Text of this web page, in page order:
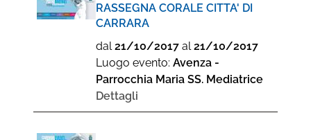
RASSEGNA CORALE CITTA' DI
CARRARA
dal21/10/2017 al21/10/2017
Luogo evento: Avenza -
Parrocchia Maria SS. Mediatrice
Dettagli